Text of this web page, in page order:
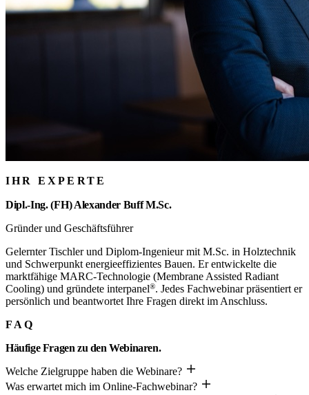
IHR EXPERTE
Dipl.-Ing. (FH) Alexander Buff M.Sc.
Gründer und Geschäftsführer
Gelernter Tischler und Diplom-Ingenieur mit M.Sc. in Holztechnik
und Schwerpunkt energieeffizientes Bauen. Er entwickelte die
marktfähige MARC-Technologie (Membrane Assisted Radiant
Cooling) und gründete interpanel®. Jedes Fachwebinar präsentiert er
persönlich und beantwortet Ihre Fragen direkt im Anschluss.
FAQ
Häufige Fragen zu den Webinaren.
Welche Zielgruppe haben die Webinare?
Was erwartet mich im Online-Fachwebinar?